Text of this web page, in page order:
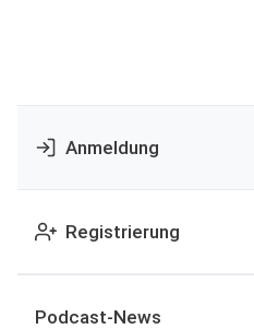
Anmeldung
Registrierung
Podcast-News